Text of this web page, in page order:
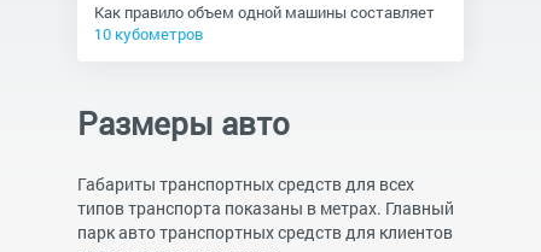
Как правило объем одной машины составляет
10 кубометров
Размеры авто
Габариты транспортных средств для всех
типов транспорта показаны в метрах. Главный
парк авто транспортных средств для клиентов